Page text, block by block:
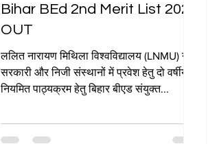
Bihar BEd 2nd Merit List 2025
OUT
ललित नारायण मिथिला विश्वविद्यालय (LNMU) ने
सरकारी और निजी संस्थानों में प्रवेश हेतु दो वर्षीय
नियमित पाठ्यक्रम हेतु बिहार बीएड संयुक्त...